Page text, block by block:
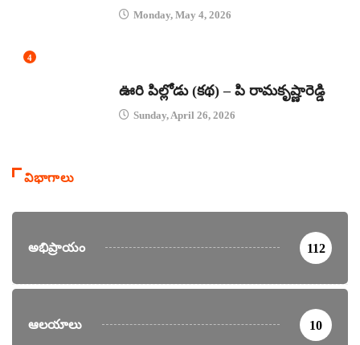
Monday, May 4, 2026
4
ఊరి పిల్లోడు (కథ) – పి రామకృష్ణారెడ్డి
Sunday, April 26, 2026
విభాగాలు
అభిప్రాయం 112
ఆలయాలు 10